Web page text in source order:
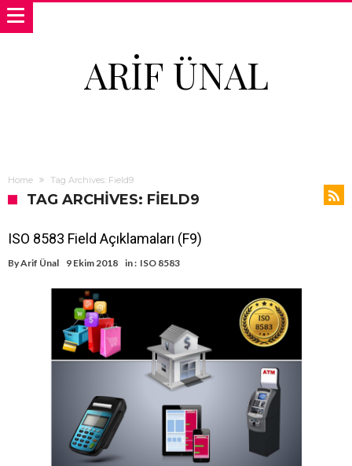
ARIF ÜNAL
Home Tag Archives: Field9
TAG ARCHIVES: FIELD9
ISO 8583 Field Açıklamaları (F9)
ByArif Ünal 9 Ekim 2018 in : ISO 8583